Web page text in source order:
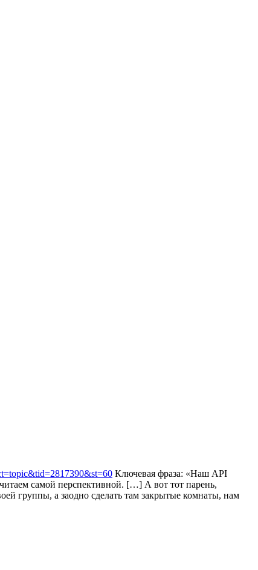
Ключевая фраза: «Наш API
самой перспективной. […] А вот тот парень,
группы, а заодно сделать там закрытые комнаты, нам